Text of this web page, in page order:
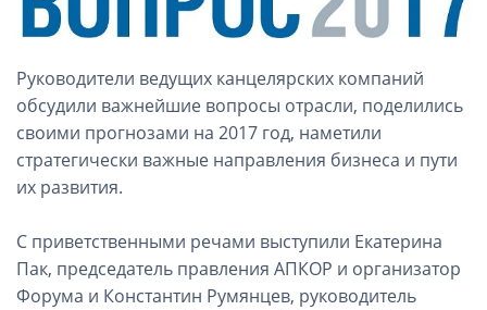
Руководители ведущих канцелярских компаний
обсудили важнейшие вопросы отрасли, поделились
своими прогнозами на 2017 год, наметили
стратегически важные направления бизнеса и пути
их развития.
С приветственными речами выступили Екатерина
Пак, председатель правления АПКОР и организатор
Форума и Константин Румянцев, руководитель